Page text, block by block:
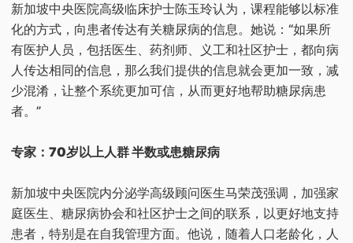
新加坡中央医院高级临床护士陈玉玲认为，课程能够以标准
化的方式，向患者传达有关糖尿病的信息。她说：“如果所
有医护人员，包括医生、药剂师、义工和社区护士，都向病
人传达相同的信息，那么我们提供的信息就会更加一致，减
少混淆，让整个系统更加可信，从而更好地帮助糖尿病患
者。”
专家：70岁以上人群 半数或患糖尿病
新加坡中央医院内分泌学高级顾问医生马荣茂强调，加强家
庭医生、糖尿病协会和社区护士之间的联系，以更好地支持
患者，特别是在自我管理方面。他说，随着人口老龄化，人